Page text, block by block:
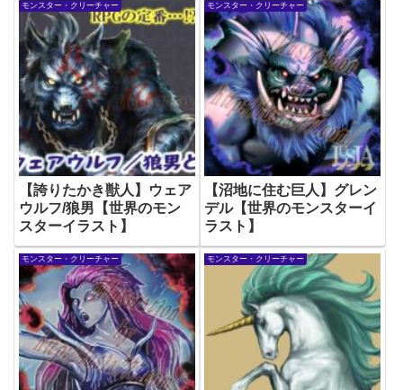
モンスター・クリーチャー
【誇りたかき獣人】ウェア
ウルフ/狼男【世界のモン
スターイラスト】
モンスター・クリーチャー
【沼地に住む巨人】グレン
デル【世界のモンスターイ
ラスト】
モンスター・クリーチャー モンスター・クリーチャー